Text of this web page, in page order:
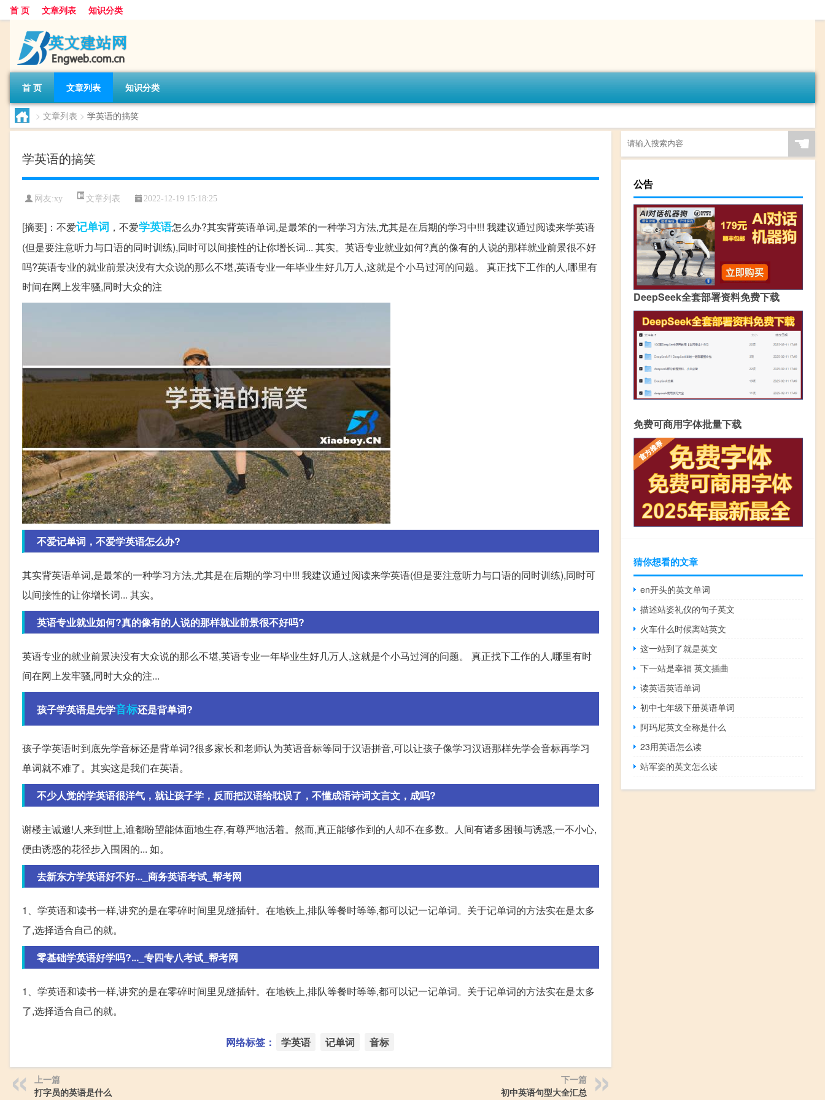
首 页 文章列表 知识分类
首 页 文章列表 知识分类
> 文章列表 > 学英语的搞笑
学英语的搞笑
网友:xy 文章列表 2022-12-19 15:18:25
[摘要]：不爱记单词 ，不爱学英语怎么办?其实背英语单词,是最笨的一种学习方法,尤其是在后期的学习中!!! 我建议通过阅读来学英语
(但是要注意听力与口语的同时训练),同时可以间接性的让你增长词... 其实。英语专业就业如何?真的像有的人说的那样就业前景很不好
吗?英语专业的就业前景决没有大众说的那么不堪,英语专业一年毕业生好几万人,这就是个小马过河的问题。 真正找下工作的人,哪里有
时间在网上发牢骚,同时大众的注
不爱记单词，不爱学英语怎么办?
其实背英语单词,是最笨的一种学习方法,尤其是在后期的学习中!!! 我建议通过阅读来学英语(但是要注意听力与口语的同时训练),同时可
以间接性的让你增长词... 其实。
英语专业就业如何?真的像有的人说的那样就业前景很不好吗?
英语专业的就业前景决没有大众说的那么不堪,英语专业一年毕业生好几万人,这就是个小马过河的问题。 真正找下工作的人,哪里有时
间在网上发牢骚,同时大众的注...
孩子学英语是先学音标还是背单词?
孩子学英语时到底先学音标还是背单词?很多家长和老师认为英语音标等同于汉语拼音,可以让孩子像学习汉语那样先学会音标再学习
单词就不难了。其实这是我们在英语。
不少人觉的学英语很洋气，就让孩子学，反而把汉语给耽误了，不懂成语诗词文言文，成吗?
谢楼主诚邀!人来到世上,谁都盼望能体面地生存,有尊严地活着。然而,真正能够作到的人却不在多数。人间有诸多困顿与诱惑,一不小心,
便由诱惑的花径步入围困的... 如。
去新东方学英语好不好..._商务英语考试_帮考网
1、学英语和读书一样,讲究的是在零碎时间里见缝插针。在地铁上,排队等餐时等等,都可以记一记单词。关于记单词的方法实在是太多
了,选择适合自己的就。
零基础学英语好学吗?..._专四专八考试_帮考网
1、学英语和读书一样,讲究的是在零碎时间里见缝插针。在地铁上,排队等餐时等等,都可以记一记单词。关于记单词的方法实在是太多
了,选择适合自己的就。
网络标签： 学英语 记单词 音标
上一篇
打字员的英语是什么
下一篇
初中英语句型大全汇总
☚
公告
DeepSeek全套部署资料免费下载
免费可商用字体批量下载
猜你想看的文章
en开头的英文单词
描述站姿礼仪的句子英文
火车什么时候离站英文
这一站到了就是英文
下一站是幸福 英文插曲
读英语英语单词
初中七年级下册英语单词
阿玛尼英文全称是什么
23用英语怎么读
站军姿的英文怎么读